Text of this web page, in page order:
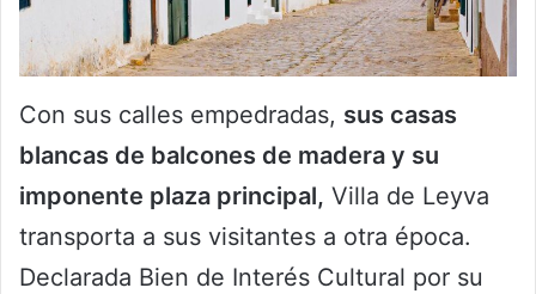
Con sus calles empedradas, sus casas
blancas de balcones de madera y su
imponente plaza principal, Villa de Leyva
transporta a sus visitantes a otra época.
Declarada Bien de Interés Cultural por su